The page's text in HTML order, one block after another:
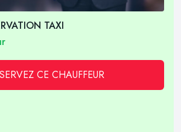
TAXI
CE CHAUFFEUR